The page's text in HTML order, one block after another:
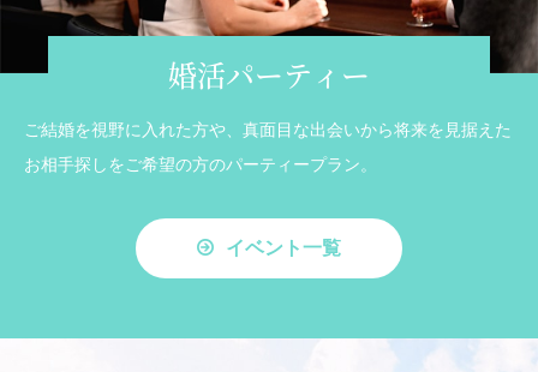
婚活パーティー
ご結婚を視野に入れた方や、真面目な出会いから将来を見据えた
お相手探しをご希望の方のパーティープラン。
イベント一覧